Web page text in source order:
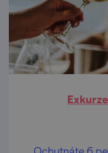
Ochutnáte 6